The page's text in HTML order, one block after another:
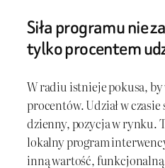
Siła programu nie
tylko procentem
W radiu istnieje pokusa,
procentów. Udział w czasie
dzienny, pozycja w rynku.
lokalny program
inną wartość,